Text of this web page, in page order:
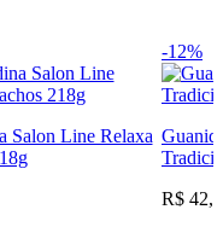
Salon Line Relaxa
-12%
R$